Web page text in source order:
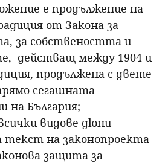
е продължение на
от Закона за
за собствеността и
действащ между 1904 и
продължена с двете
сегашната
на България;
видове дюни -
на законопроекта
защита за